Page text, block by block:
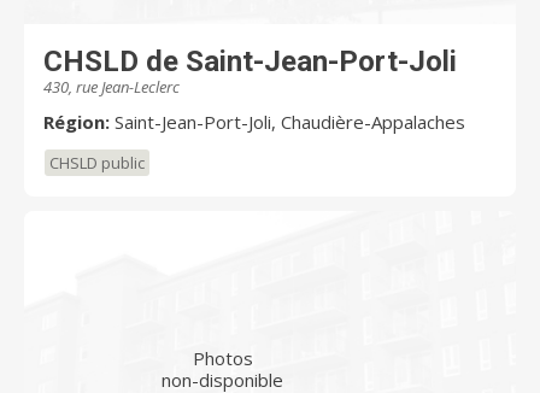
CHSLD de Saint-Jean-Port-Joli
430, rue Jean-Leclerc
Région: Saint-Jean-Port-Joli, Chaudière-Appalaches
CHSLD public
Photos
non-disponible